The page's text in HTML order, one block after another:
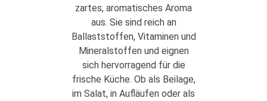
zartes, aromatisches Aroma
aus. Sie sind reich an
Ballaststoffen, Vitaminen und
Mineralstoffen und eignen
sich hervorragend für die
frische Küche. Ob als Beilage,
im Salat, in Aufläufen oder als